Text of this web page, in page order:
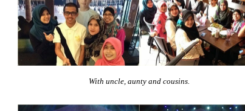
With uncle, aunty and cousins.